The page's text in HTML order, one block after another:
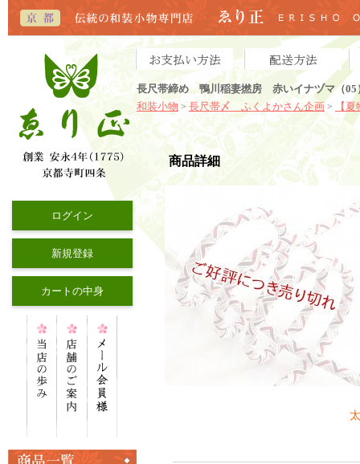
長尺帯締め 鴨川稲妻撚房 赤いイナヅマ（05
和装小物 > 長尺帯〆 ふくよかさん企画 > 【
ログイン
新規登録
カートの中身
商品詳細